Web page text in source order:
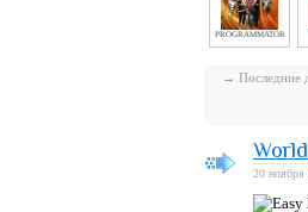
PROGRAMMATOR
→ Последние
20 ноября